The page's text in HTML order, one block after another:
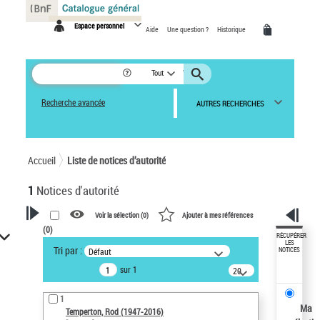
Espace personnel Aide Une question ? Historique
Tout
Recherche avancée AUTRES RECHERCHES
Accueil Liste de notices d’autorité
1 Notices d'autorité
VOTRE RECHERCHE
Recherche avancée dans les
notices d’autorité
Œuvres liées à l'auteur :
Temperton, Rod (1947-2016)
Voir la sélection (0) Ajouter à mes références
(0)
Tri par : Défaut
sur 1
20
résultats/page
1
Temperton, Rod (1947-2016)
RÉCUPÉRER
LES
NOTICES
Ma
Panneau de gestion des cookies